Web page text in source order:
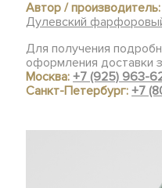
Автор / производитель:
Дулевский
Для получения
оформления доставки
Москва:+7 (925) 963-
Санкт-Петербург:+7